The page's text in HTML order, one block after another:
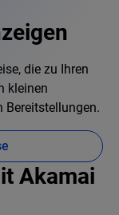
die zu Ihren
kleinen
Bereitstellungen.
Akamai